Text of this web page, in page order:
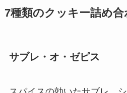
7種類のクッキー詰め合
サブレ・オ・ゼピス